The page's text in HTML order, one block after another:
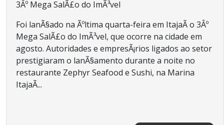
3Âº Mega SalÃ£o do ImÃ³vel
Foi lanÃ§ado na Ãºltima quarta-feira em ItajaÃ­ o 3Âº
Mega SalÃ£o do ImÃ³vel, que ocorre na cidade em
agosto. Autoridades e empresÃ¡rios ligados ao setor
prestigiaram o lanÃ§amento durante a noite no
restaurante Zephyr Seafood e Sushi, na Marina
ItajaÃ­...